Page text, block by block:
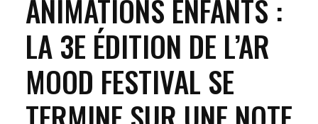
ANIMATIONS ENFANTS :
LA 3E ÉDITION DE L’AR
MOOD FESTIVAL SE